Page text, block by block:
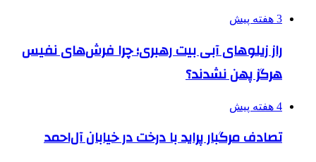
3 هفته پیش
راز زیلوهای آبی بیت رهبری؛ چرا فرش‌های نفیس
هرگز پهن نشدند؟
4 هفته پیش
تصادف مرگبار پراید با درخت در خیابان آل‌احمد